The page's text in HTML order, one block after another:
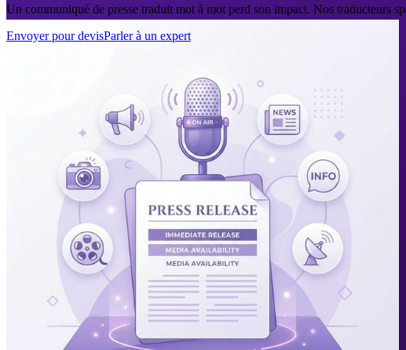
Un communiqué de presse traduit mot à mot perd son impact. Nos traducteurs
Envoyer pour devisParler à un expert